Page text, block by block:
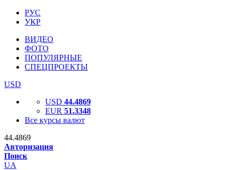
РУС
УКР
ВИДЕО
ФОТО
ПОПУЛЯРНЫЕ
СПЕЦПРОЕКТЫ
USD
USD 44.4869
EUR 51.3348
Все курсы валют
44.4869
Авторизация
Поиск
UA